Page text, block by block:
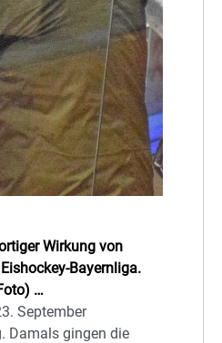
Wirkung von
Bayernliga.
…
September
Damals gingen die